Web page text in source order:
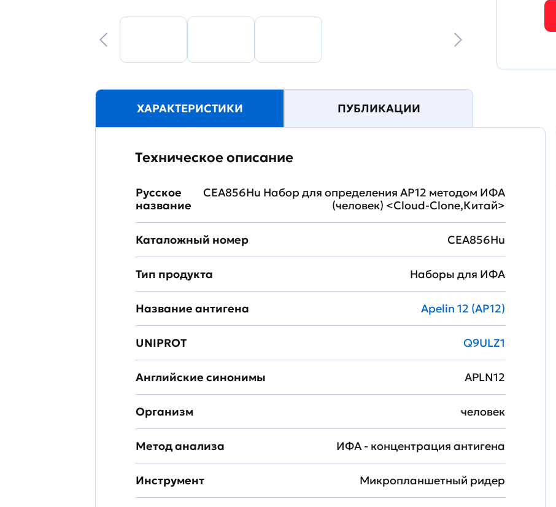
ХАРАКТЕРИСТИКИ ПУБЛИКАЦИИ
Техническое описание
Русское
название
CEA856Hu Набор для определения AP12 методом ИФА
(человек) <Cloud-Clone,Китай>
Каталожный номер CEA856Hu
Тип продукта Наборы для ИФА
Название антигена Apelin 12 (AP12)
UNIPROT Q9ULZ1
Английские синонимы APLN12
Организм человек
Метод анализа ИФА - концентрация антигена
Инструмент Микропланшетный ридер